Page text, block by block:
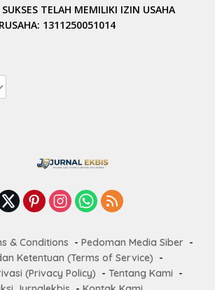
TELAH MEMILIKI IZIN USAHA
1311250051014
& Conditions
Pedoman Media Siber
Ketentuan (Terms of Service)
(Privacy Policy)
Tentang Kami